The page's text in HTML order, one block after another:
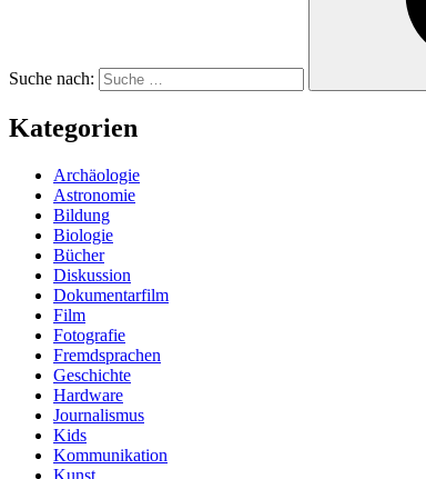
Suche nach:
Kategorien
Archäologie
Astronomie
Bildung
Biologie
Bücher
Diskussion
Dokumentarfilm
Film
Fotografie
Fremdsprachen
Geschichte
Hardware
Journalismus
Kids
Kommunikation
Kunst